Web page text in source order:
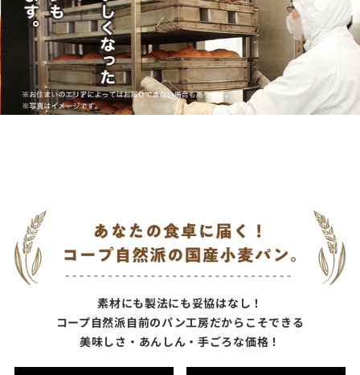
素材にも製法にも妥協はなし！
コープ自然派自前のパン工房だからこそできる
美味しさ・あんしん・手ごろな価格！